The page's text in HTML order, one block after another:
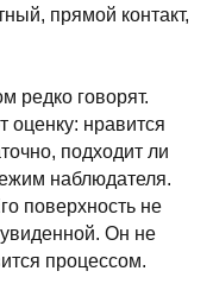
прямой контакт,
редко говорят.
оценку: нравится
подходит ли
наблюдателя.
поверхность не
Он не
процессом.